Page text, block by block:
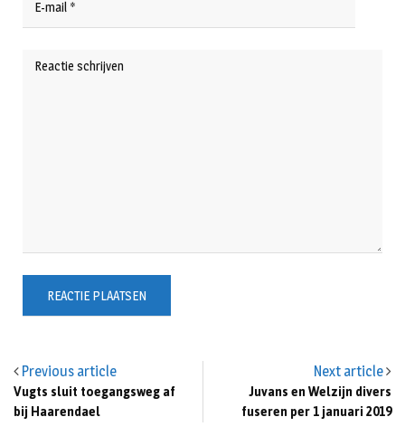
Previous article
Vugts sluit toegangsweg af
bij Haarendael
Next article
Juvans en Welzijn divers
fuseren per 1 januari 2019